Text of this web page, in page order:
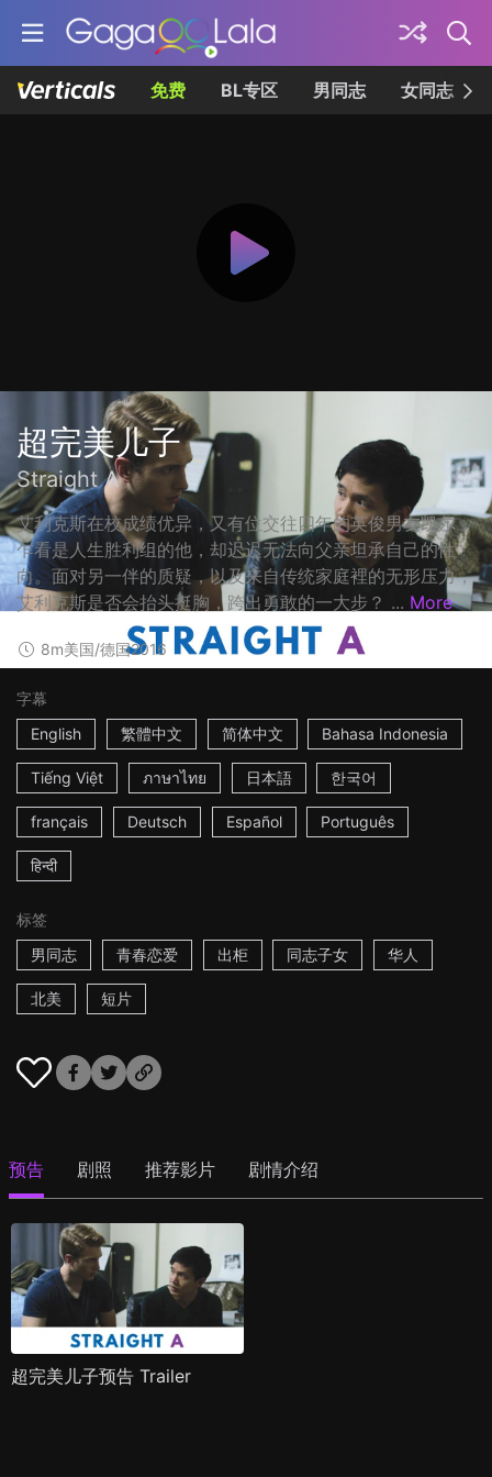
免费 BL专区 男同志 女同志
超完美儿子
Straight A
艾利克斯在校成绩优异，又有位交往四年的英俊男友凯尔，
乍看是人生胜利组的他，却迟迟无法向父亲坦承自己的性
向。面对另一伴的质疑，以及来自传统家庭裡的无形压力，
艾利克斯是否会抬头挺胸，跨出勇敢的一大步？ ... More
8m美国/德国2016
字幕
English
繁體中文 简体中文 Bahasa Indonesia
Tiếng Việt ภาษาไทย 日本語 한국어
français Deutsch Español Português
हिन्दी
标签
男同志
青春恋爱 出柜 同志子女 华人
北美 短片
预告 剧照 推荐影片 剧情介绍
超完美儿子预告 Trailer